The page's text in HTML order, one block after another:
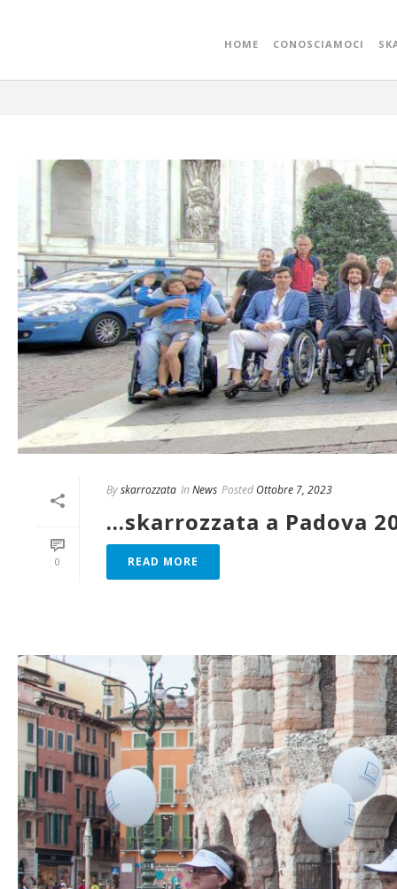
HOME CONOSCIAMOCI
…skarrozzata a
0
Byskarrozzata In News Posted Ottobre 7, 2023
…skarrozzata a Padova
READ MORE